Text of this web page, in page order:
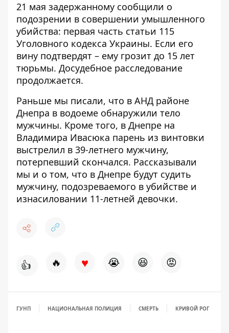
21 мая задержанному сообщили о
подозрении в совершении умышленного
убийства: первая часть статьи 115
Уголовного кодекса Украины. Если его
вину подтвердят – ему грозит до 15 лет
тюрьмы. Досудебное расследование
продолжается.
Раньше мы писали, что в АНД районе
Днепра в водоеме обнаружили тело
мужчины. Кроме того, в Днепре на
Владимира Ивасюка парень из винтовки
выстрелил в 39-летнего мужчину,
потерпевший скончался. Рассказывали
мы и о том, что в Днепре будут судить
мужчину, подозреваемого в убийстве и
изнасиловании 11-летней девочки.
👍 🔥 ♥ 😭 😆 😡
ГУНП НАЦИОНАЛЬНАЯ ПОЛИЦИЯ СМЕРТЬ КРИВОЙ РОГ